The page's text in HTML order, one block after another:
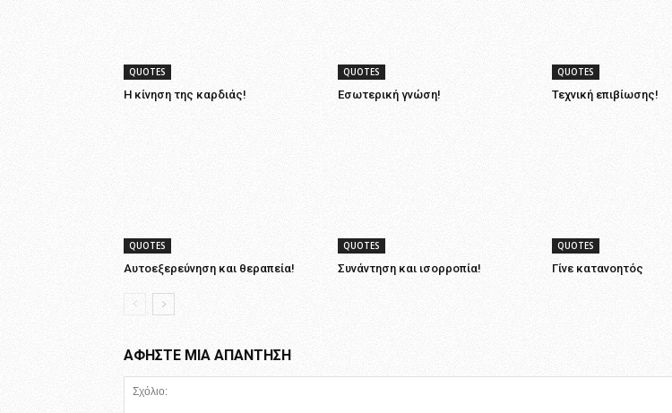
QUOTES
Η κίνηση της καρδιάς!
QUOTES
Εσωτερική γνώση!
QUOTES
Τεχνική επιβίωσης!
QUOTES
Αυτοεξερεύνηση και θεραπεία!
QUOTES
Συνάντηση και ισορροπία!
QUOTES
Γίνε κατανοητός
ΑΦΗΣΤΕ ΜΙΑ ΑΠΑΝΤΗΣΗ